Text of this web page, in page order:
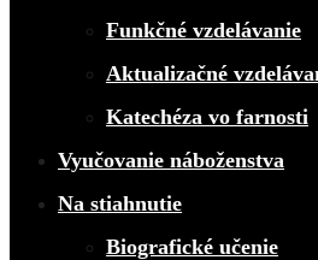
Funkčné vzdelávanie
Aktualizačné
Katechéza vo farnosti
Vyučovanie náboženstva
Na stiahnutie
Biografické učenie